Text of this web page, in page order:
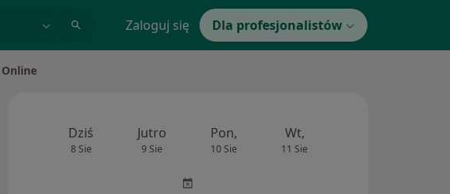
Zaloguj się Dla profesjonalistów
Dziś
8 Sie
Jutro
9 Sie
Pon,
10 Sie
Wt,
11 Sie